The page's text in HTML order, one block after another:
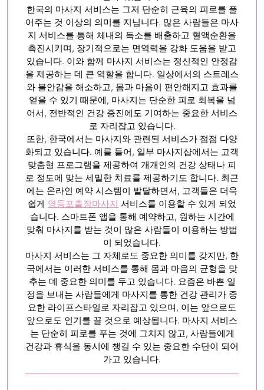
한국의 마사지 서비스는 그저 단순히 근육의 피로를 풀
어주는 것 이상의 의미를 지닙니다. 많은 사람들은 마사
지 서비스를 통해 체내의 독소를 배출하고 혈액순환을
촉진시키며, 장기적으로는 면역력을 강화 도움을 받고
있습니다. 이와 함께 마사지 서비스는 정신적인 안정감
을 제공하는 데 큰 역할을 합니다. 일상에서의 스트레스
와 불안감을 해소하고, 몸과 마음이 편안해지고 효과를
얻을 수 있기 때문에, 마사지는 단순한 피로 회복을 넘
어서, 전반적인 건강 증진에도 기여하는 중요한 서비스
로 자리잡고 있습니다.
또한, 한국에서는 마사지와 관련된 서비스가 점점 다양
화되고 있습니다. 예를 들어, 일부 마사지샵에서는 고객
맞춤형 프로그램을 제공하여 개개인의 건강 상태나 피
로 정도에 맞는 세밀한 치료를 제공하기도 합니다. 최근
에는 온라인 예약 시스템이 발달하면서, 고객들은 더욱
쉽게 영등포출장마사지 서비스를 이용할 수 있게 되었
습니다. 스마트폰 앱을 통해 예약하고, 원하는 시간에
맞춰 마사지를 받는 것이 많은 사람들이 이용하는 방법
이 되었습니다.
마사지 서비스는 그 자체로도 중요한 의미를 갖지만, 한
국에서는 이러한 서비스를 통해 몸과 마음의 균형을 맞
추는 데 중요한 의미를 두고 있습니다. 요즘은 바쁜 일
정을 보내는 사람들에게 마사지를 통한 건강 관리가 중
요한 라이프스타일로 자리잡고 있으며, 이는 앞으로도
앞으로도 인기를 끌 것으로 예상됩니다. 마사지 서비스
는 단순히 피로를 푸는 것에 그치지 않고, 사람들에게
건강과 휴식을 동시에 챙길 수 있는 중요한 수단이 되어
가고 있습니다.